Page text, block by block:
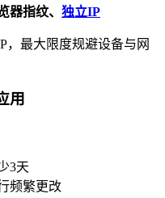
器指纹、 独立IP
，最大限度规避设备与网
用
3天
频繁更改